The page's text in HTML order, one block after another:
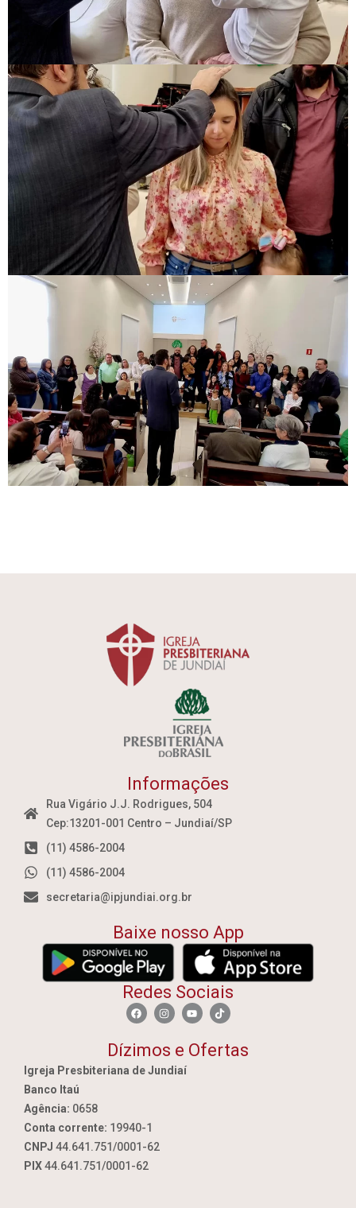
Informações
Rua Vigário J.J. Rodrigues, 504
Cep:13201-001 Centro – Jundiaí/SP
(11) 4586-2004
(11) 4586-2004
secretaria@ipjundiai.org.br
Baixe nosso App
Redes Sociais
Dízimos e Ofertas
Igreja Presbiteriana de Jundiaí
Banco Itaú
Agência: 0658
Conta corrente: 19940-1
CNPJ 44.641.751/0001-62
PIX44.641.751/0001-62